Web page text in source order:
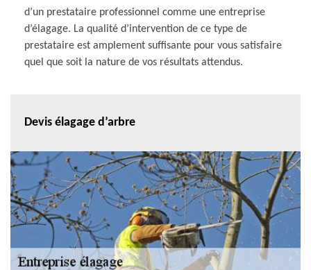
d’un prestataire professionnel comme une entreprise
d’élagage. La qualité d’intervention de ce type de
prestataire est amplement suffisante pour vous satisfaire
quel que soit la nature de vos résultats attendus.
Devis élagage d’arbre